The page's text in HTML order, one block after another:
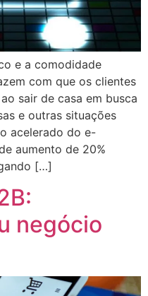
e a comodidade
com que os clientes
sair de casa em busca
e outras situações
acelerado do e-
aumento de 20%
[…]
negócio